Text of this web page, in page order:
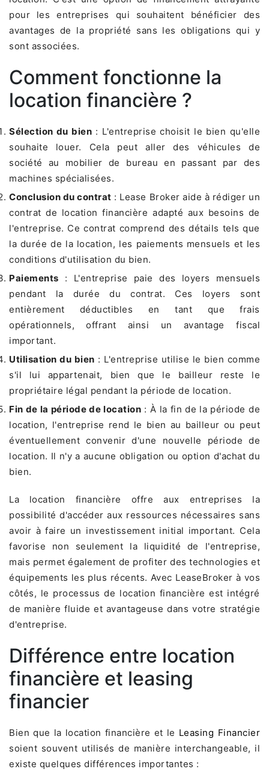
pour les entreprises qui souhaitent bénéficier des
avantages de la propriété sans les obligations qui y
sont associées.
Comment fonctionne la
location financière ?
Sélection du bien : L'entreprise choisit le bien qu'elle
souhaite louer. Cela peut aller des véhicules de
société au mobilier de bureau en passant par des
machines spécialisées.
Conclusion du contrat : Lease Broker aide à rédiger un
contrat de location financière adapté aux besoins de
l'entreprise. Ce contrat comprend des détails tels que
la durée de la location, les paiements mensuels et les
conditions d'utilisation du bien.
Paiements : L'entreprise paie des loyers mensuels
pendant la durée du contrat. Ces loyers sont
entièrement déductibles en tant que frais
opérationnels, offrant ainsi un avantage fiscal
important.
Utilisation du bien : L'entreprise utilise le bien comme
s'il lui appartenait, bien que le bailleur reste le
propriétaire légal pendant la période de location.
Fin de la période de location : À la fin de la période de
location, l'entreprise rend le bien au bailleur ou peut
éventuellement convenir d'une nouvelle période de
location. Il n'y a aucune obligation ou option d'achat du
bien.
La location financière offre aux entreprises la
possibilité d'accéder aux ressources nécessaires sans
avoir à faire un investissement initial important. Cela
favorise non seulement la liquidité de l'entreprise,
mais permet également de profiter des technologies et
équipements les plus récents. Avec LeaseBroker à vos
côtés, le processus de location financière est intégré
de manière fluide et avantageuse dans votre stratégie
d'entreprise.
Différence entre location
financière et leasing
financier
Bien que la location financière et le Leasing Financier
soient souvent utilisés de manière interchangeable, il
existe quelques différences importantes :